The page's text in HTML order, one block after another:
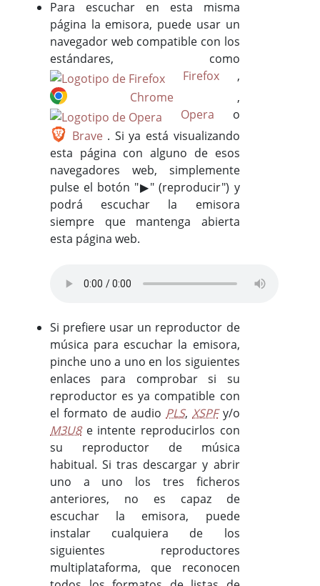
Para escuchar en esta misma
página la emisora, puede usar un
navegador web compatible con los
estándares, como
Firefox ,
Chrome ,
Opera o
Brave . Si ya está visualizando
esta página con alguno de esos
navegadores web, simplemente
pulse el botón "▶" (reproducir") y
podrá escuchar la emisora
siempre que mantenga abierta
esta página web.
Si prefiere usar un reproductor de
música para escuchar la emisora,
pinche uno a uno en los siguientes
enlaces para comprobar si su
reproductor es ya compatible con
el formato de audio PLS,XSPFy/o
M3U8e intente reproducirlos con
su reproductor de música
habitual. Si tras descargar y abrir
uno a uno los tres ficheros
anteriores, no es capaz de
escuchar la emisora, puede
instalar cualquiera de los
siguientes reproductores
multiplataforma, que reconocen